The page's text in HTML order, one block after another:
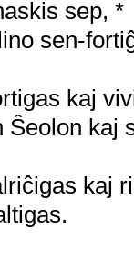
sep, *
sen-
kaj
Ŝeolon kaj
kaj